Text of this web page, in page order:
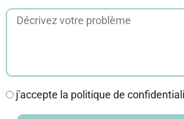
j'accepte la politique de